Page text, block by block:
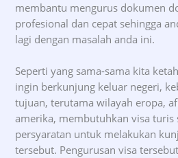
membantu mengurus dokumen
profesional dan cepat sehingga
lagi dengan masalah anda ini.
Seperti yang sama-sama kita
ingin berkunjung keluar negeri,
tujuan, terutama wilayah eropa,
amerika, membutuhkan visa turis
persyaratan untuk melakukan
tersebut. Pengurusan visa